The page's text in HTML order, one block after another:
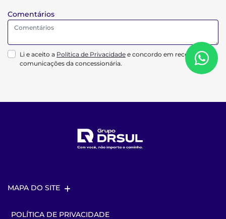
Comentários
Li e aceito a Política de Privacidade e concordo em receber
comunicações da concessionária.
MAPA DO SITE
POLÍTICA DE PRIVACIDADE